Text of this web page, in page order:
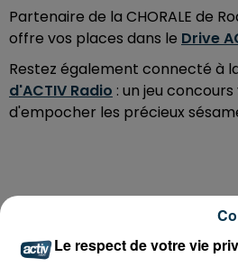
Partenaire de la CHORALE de
offre vos places dans le Drive
Restez également connecté à
d'ACTIV Radio : un jeu
d'empocher les précieux
Le respect de votre vie